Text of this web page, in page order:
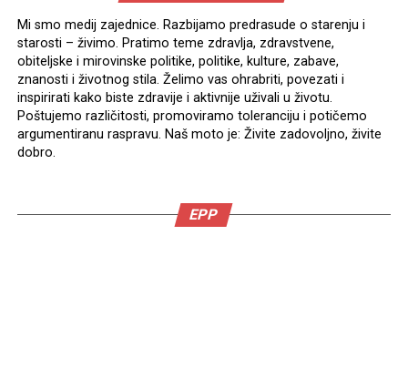
Mi smo medij zajednice. Razbijamo predrasude o starenju i
starosti – živimo. Pratimo teme zdravlja, zdravstvene,
obiteljske i mirovinske politike, politike, kulture, zabave,
znanosti i životnog stila. Želimo vas ohrabriti, povezati i
inspirirati kako biste zdravije i aktivnije uživali u životu.
Poštujemo različitosti, promoviramo toleranciju i potičemo
argumentiranu raspravu. Naš moto je: Živite zadovoljno, živite
dobro.
EPP